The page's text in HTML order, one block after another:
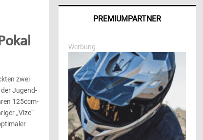
zwei
Jugend-
125ccm-
„Vize“
o
r
R
C
PREMIUMPARTNER
Werbung